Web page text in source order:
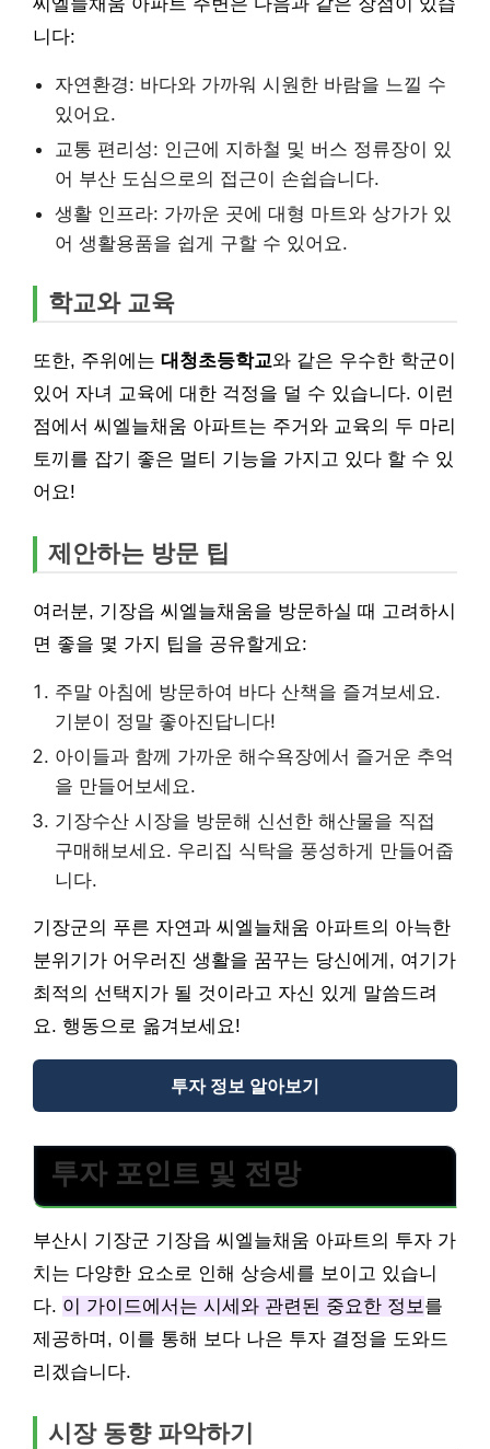
니다:
자연환경: 바다와 가까워 시원한 바람을 느낄 수
있어요.
교통 편리성: 인근에 지하철 및 버스 정류장이 있
어 부산 도심으로의 접근이 손쉽습니다.
생활 인프라: 가까운 곳에 대형 마트와 상가가 있
어 생활용품을 쉽게 구할 수 있어요.
학교와 교육
또한, 주위에는 대청초등학교와 같은 우수한 학군이
있어 자녀 교육에 대한 걱정을 덜 수 있습니다. 이런
점에서 씨엘늘채움 아파트는 주거와 교육의 두 마리
토끼를 잡기 좋은 멀티 기능을 가지고 있다 할 수 있
어요!
제안하는 방문 팁
여러분, 기장읍 씨엘늘채움을 방문하실 때 고려하시
면 좋을 몇 가지 팁을 공유할게요:
주말 아침에 방문하여 바다 산책을 즐겨보세요.
기분이 정말 좋아진답니다!
아이들과 함께 가까운 해수욕장에서 즐거운 추억
을 만들어보세요.
기장수산 시장을 방문해 신선한 해산물을 직접
구매해보세요. 우리집 식탁을 풍성하게 만들어줍
니다.
기장군의 푸른 자연과 씨엘늘채움 아파트의 아늑한
분위기가 어우러진 생활을 꿈꾸는 당신에게, 여기가
최적의 선택지가 될 것이라고 자신 있게 말씀드려
요. 행동으로 옮겨보세요!
투자 정보 알아보기
투자 포인트 및 전망
부산시 기장군 기장읍 씨엘늘채움 아파트의 투자 가
치는 다양한 요소로 인해 상승세를 보이고 있습니
다. 이 가이드에서는 시세와 관련된 중요한 정보를
제공하며, 이를 통해 보다 나은 투자 결정을 도와드
리겠습니다.
시장 동향 파악하기